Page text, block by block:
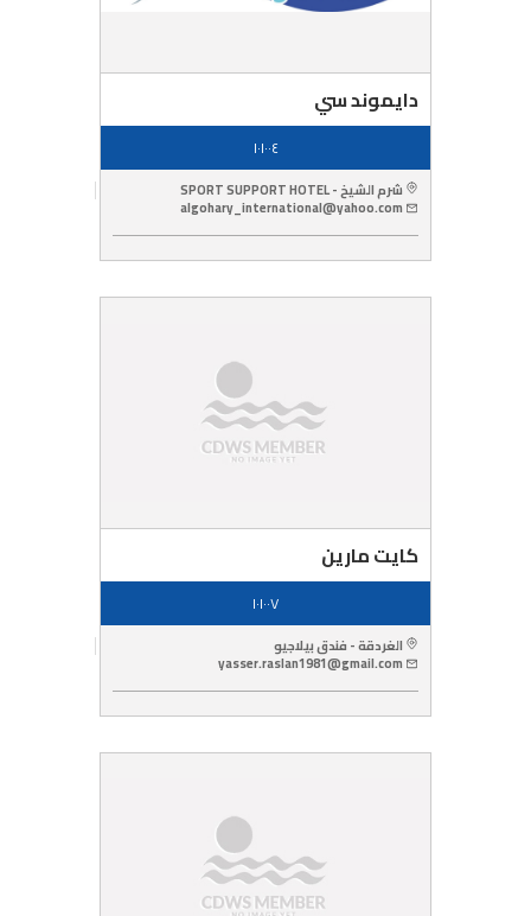
دايموند سي
١٠١٠٠٤
شرم الشيخ - SPORT SUPPORT HOTEL
algohary_international@yahoo.com
كايت مارين
١٠١٠٠٧
الغردقة - فندق بيلاجيو
yasser.raslan1981@gmail.com